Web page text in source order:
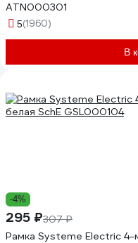
ATN000301
5(1960)
В
-4%
295 ₽307 ₽
Рамка Systeme Electric 4-